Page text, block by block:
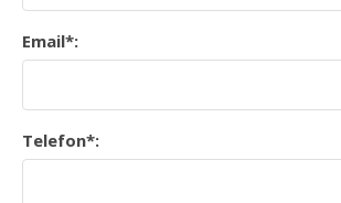
Email*:
Telefon*: